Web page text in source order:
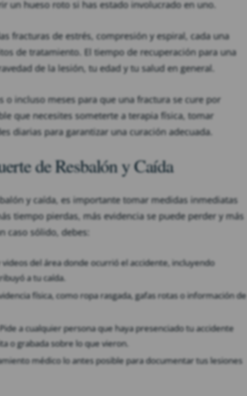
un hueso roto si has estado involucrado en uno.
fracturas de estrés, compresión y espiral, cada una
de tratamiento. El tiempo de recuperación para una
de la lesión, tu edad y tu salud en general.
o incluso meses para que una fractura se cure por
que necesites someterte a terapia física, tomar
diarias para garantizar una curación adecuada.
de Resbalón y Caída
y caída, es importante tomar medidas inmediatas
tiempo pierdas, más evidencia se puede perder y más
caso sólido, debes:
videos del área donde ocurrió el accidente, incluyendo
a tu caída.
física, como ropa rasgada, gafas rotas o información de
a cualquier persona que haya presenciado tu accidente
o grabada sobre lo que vieron.
médico lo antes posible para documentar tus lesiones